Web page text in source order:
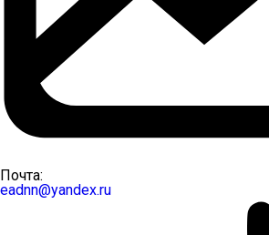
Почта:
eadnn@yandex.ru